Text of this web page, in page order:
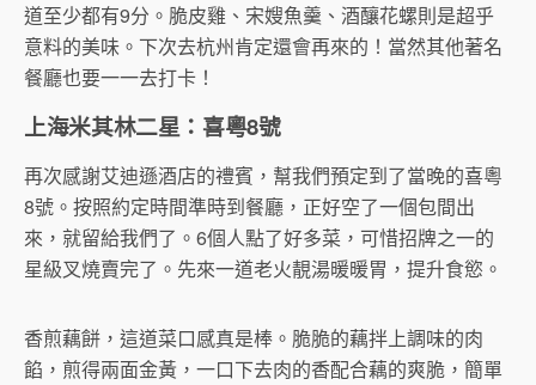
道至少都有9分。脆皮雞、宋嫂魚羹、酒釀花螺則是超乎
意料的美味。下次去杭州肯定還會再來的！當然其他著名
餐廳也要一一去打卡！
上海米其林二星：喜粵8號
再次感謝艾迪遜酒店的禮賓，幫我們預定到了當晚的喜粵
8號。按照約定時間準時到餐廳，正好空了一個包間出
來，就留給我們了。6個人點了好多菜，可惜招牌之一的
星級叉燒賣完了。先來一道老火靚湯暖暖胃，提升食慾。
香煎藕餅，這道菜口感真是棒。脆脆的藕拌上調味的肉
餡，煎得兩面金黃，一口下去肉的香配合藕的爽脆，簡單